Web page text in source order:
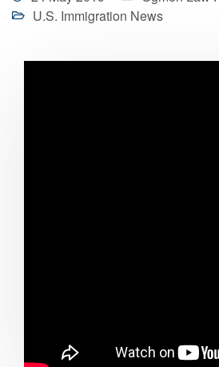
U.S. Immigration News